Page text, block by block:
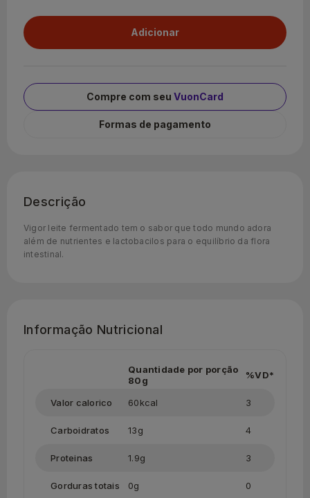
Compre com seu VuonCard
Formas de pagamento
Descrição
Vigor leite fermentado tem o sabor que todo mundo adora
além de nutrientes e lactobacilos para o equilíbrio da flora
intestinal.
Informação Nutricional
Quantidade por porção
80g
%VD*
Valor calorico 60kcal 3
Carboidratos 13g 4
Proteinas 1.9g 3
Gorduras totais 0g
0